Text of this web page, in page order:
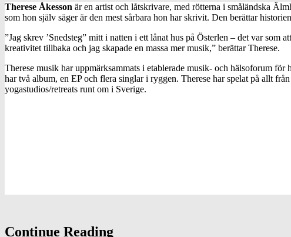
Therese Åkesson är en artist och låtskrivare, med rötterna i småländska
som hon själv säger är den mest sårbara hon har skrivit. Den berättar
”Jag skrev ’Snedsteg” mitt i natten i ett lånat hus på Österlen – det var
kreativitet tillbaka och jag skapade en massa mer musik,” berättar Therese.
Therese musik har uppmärksammats i etablerade musik- och hälsoforum
har två album, en EP och flera singlar i ryggen. Therese har spelat på allt
yogastudios/retreats runt om i Sverige.
Continue Reading